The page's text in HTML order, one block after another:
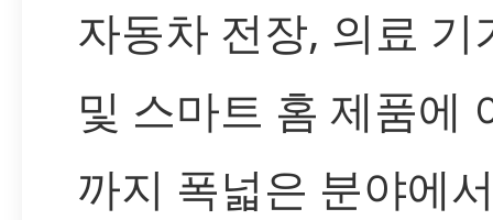
자동차 전장, 의료 기
및 스마트 홈 제품에
까지 폭넓은 분야에